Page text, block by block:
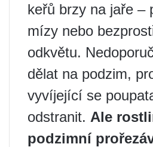
keřů brzy na jaře –
mízy nebo
odkvětu.
dělat na podzim,
vyvíjející se
odstranit. Ale
podzimní